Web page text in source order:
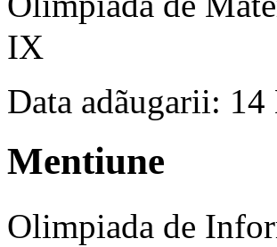
IX
Data adãugarii:
Mentiune
Olimpiada de